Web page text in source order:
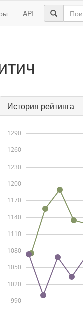
API
История рейтинга
990
1020
1050
1080
1110
1140
1170
1200
1230
1260
1290